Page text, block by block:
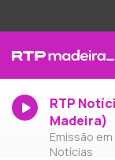
RTP
Madeira)
Emissão
Notícias